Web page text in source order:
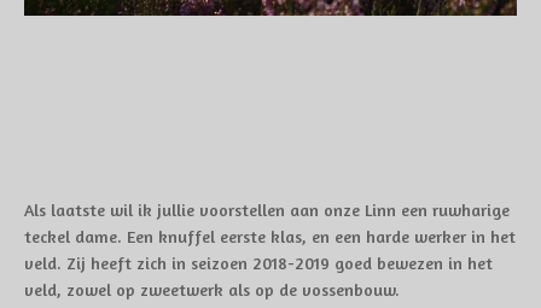
Als laatste wil ik jullie voorstellen aan onze Linn een ruwharige
teckel dame. Een knuffel eerste klas, en een harde werker in het
veld. Zij heeft zich in seizoen 2018-2019 goed bewezen in het
veld, zowel op zweetwerk als op de vossenbouw.